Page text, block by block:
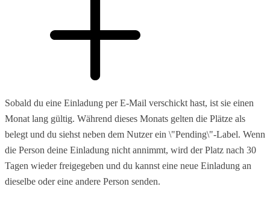
Sobald du eine Einladung per E-Mail verschickt hast, ist sie einen
Monat lang gültig. Während dieses Monats gelten die Plätze als
belegt und du siehst neben dem Nutzer ein \"Pending\"-Label. Wenn
die Person deine Einladung nicht annimmt, wird der Platz nach 30
Tagen wieder freigegeben und du kannst eine neue Einladung an
dieselbe oder eine andere Person senden.